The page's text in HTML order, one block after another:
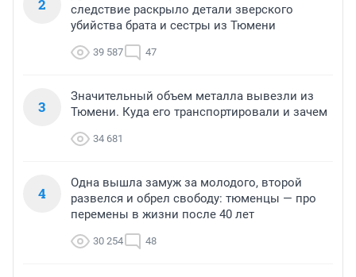
2
следствие раскрыло детали зверского
убийства брата и сестры из Тюмени
39 587 47
3
Значительный объем металла вывезли из
Тюмени. Куда его транспортировали и зачем
34 681
4
Одна вышла замуж за молодого, второй
развелся и обрел свободу: тюменцы — про
перемены в жизни после 40 лет
30 254 48